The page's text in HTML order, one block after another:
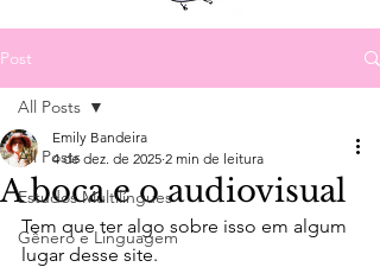
Post
All Posts
Estudos Multilíngues
Gênero e Linguagem
All Posts
A boca e o audiovisual
Emily Bandeira
4 de dez. de 2025 2 min de leitura
Tem que ter algo sobre isso em algum
lugar desse site.